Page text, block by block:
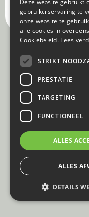
Deze website gebruikt
gebruikerservaring te
onze website te
alle cookies in
Cookiebeleid. Lees
STRIKT
PRESTATIE
TARGETING
FUNCTIONEEL
ALLES
ALLES
DETAILS